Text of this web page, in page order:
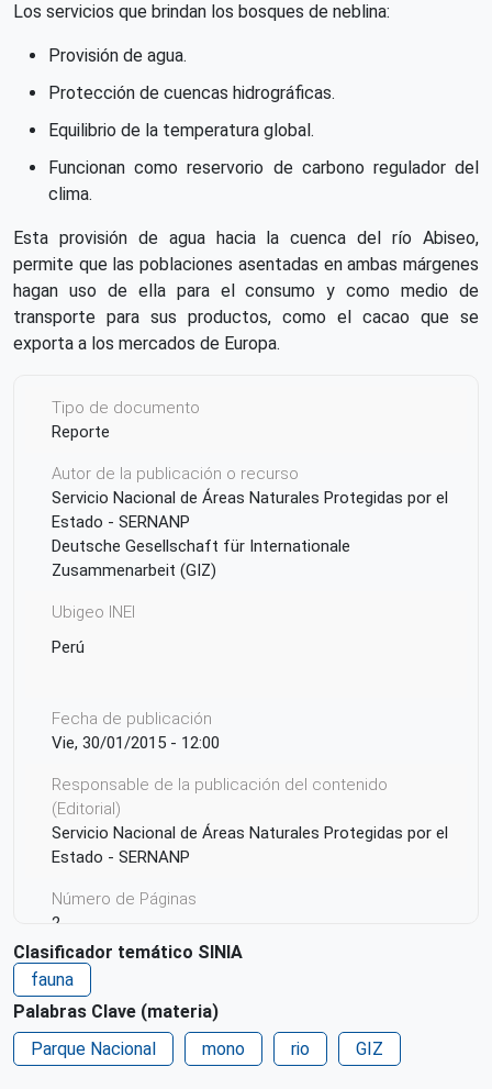
Los servicios que brindan los bosques de neblina:
Provisión de agua.
Protección de cuencas hidrográficas.
Equilibrio de la temperatura global.
Funcionan como reservorio de carbono regulador del
clima.
Esta provisión de agua hacia la cuenca del río Abiseo,
permite que las poblaciones asentadas en ambas márgenes
hagan uso de ella para el consumo y como medio de
transporte para sus productos, como el cacao que se
exporta a los mercados de Europa.
Tipo de documento
Reporte
Autor de la publicación o recurso
Servicio Nacional de Áreas Naturales Protegidas por el
Estado - SERNANP
Deutsche Gesellschaft für Internationale
Zusammenarbeit (GIZ)
Ubigeo INEI
Perú
Fecha de publicación
Vie, 30/01/2015 - 12:00
Responsable de la publicación del contenido
(Editorial)
Servicio Nacional de Áreas Naturales Protegidas por el
Estado - SERNANP
Número de Páginas
2
Idioma
Español
País de origen de la Publicación o Recurso
Perú
Clasificador temático SINIA
fauna
Palabras Clave (materia)
Parque Nacional
mono rio GIZ